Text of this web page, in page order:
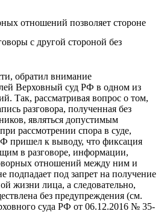
отношений позволяет стороне
с другой стороной без
обратил внимание
Верховный суд РФ в одном из
Так, рассматривая вопрос о том,
разговора, полученная без
являться допустимым
рассмотрении спора в суде,
пришел к выводу, что фиксация
в разговоре, информации,
отношений между ним и
подпадает под запрет на получение
жизни лица, а следовательно,
без предупреждения (см.
суда РФ от 06.12.2016 № 35-